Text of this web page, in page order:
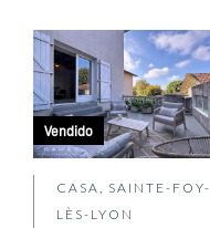
CASA, SAINTE-FOY-
LÈS-LYON
Vendido